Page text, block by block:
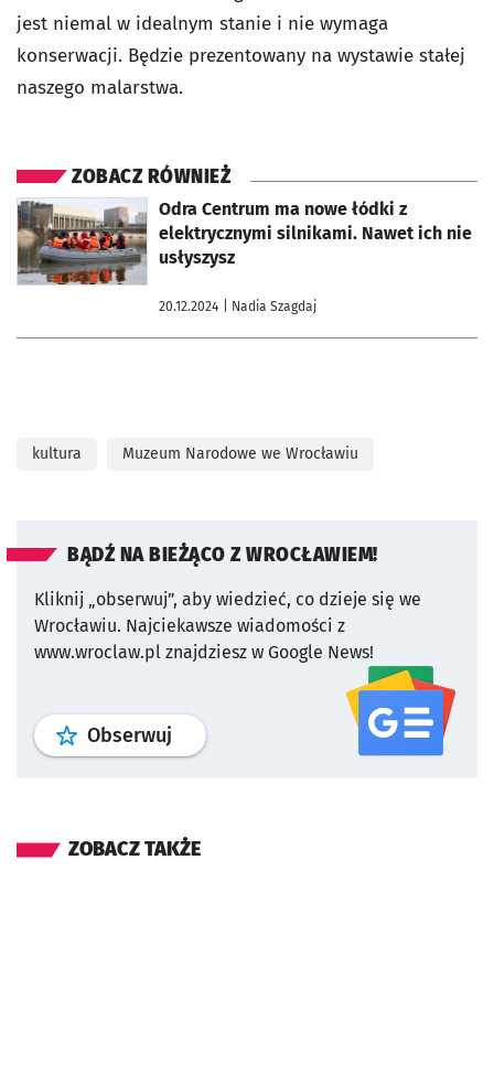
jest niemal w idealnym stanie i nie wymaga
konserwacji. Będzie prezentowany na wystawie stałej
naszego malarstwa.
ZOBACZ RÓWNIEŻ
Odra Centrum ma nowe łódki z
elektrycznymi silnikami. Nawet ich nie
usłyszysz
20.12.2024 | Nadia Szagdaj
otworzy się w nowej karcie
kultura Muzeum Narodowe we Wrocławiu
BĄDŹ NA BIEŻĄCO Z WROCŁAWIEM!
Kliknij „obserwuj”, aby wiedzieć, co dzieje się we
Wrocławiu. Najciekawsze wiadomości z
www.wroclaw.pl znajdziesz w Google News!
Obserwuj profil serwisu
ZOBACZ TAKŻE